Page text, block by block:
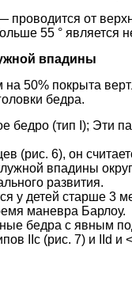
от
55 ° является
впадины
на 50% покрыта
бедра.
бедро (тип I); Эти
(рис. 6), он
впадины
развития.
у детей старше 3
маневра Барлоу.
бедра с явным
IIc (рис. 7) и IId и